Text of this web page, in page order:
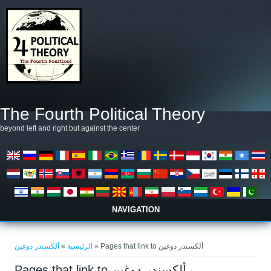
The Fourth Political Theory
beyond left and right but against the center
NAVIGATION
الرئيسية» ألكسندر دوغين » Pages that link to ألكسندر دوغين